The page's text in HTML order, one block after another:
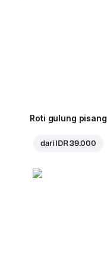
Roti gulung pisang
dari IDR 39.000